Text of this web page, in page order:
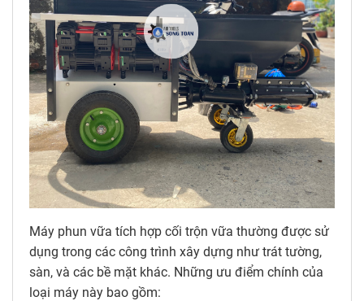
Máy phun vữa tích hợp cối trộn vữa thường được sử
dụng trong các công trình xây dựng như trát tường,
sàn, và các bề mặt khác. Những ưu điểm chính của
loại máy này bao gồm: